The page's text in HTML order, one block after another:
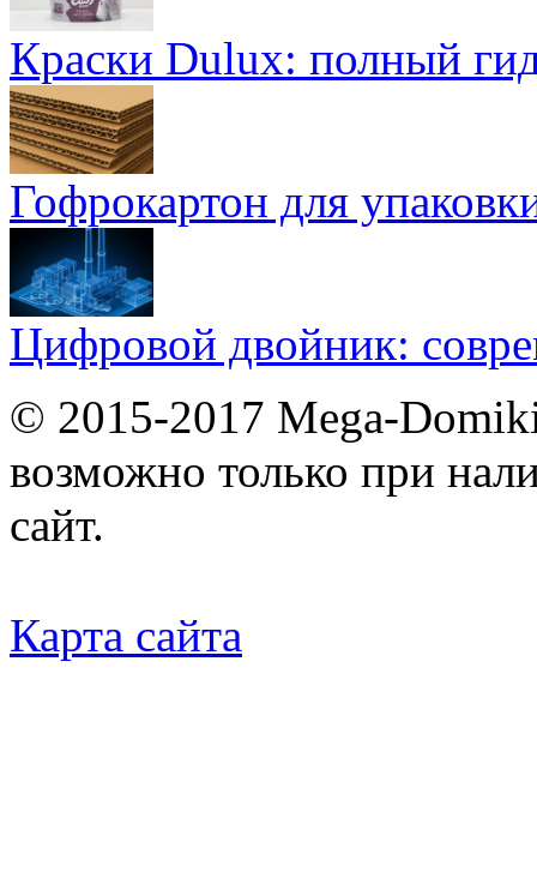
Краски Dulux: полный
Гофрокартон для
Цифровой двойник:
© 2015-2017 Mega-
возможно только при
сайт.
Карта сайта